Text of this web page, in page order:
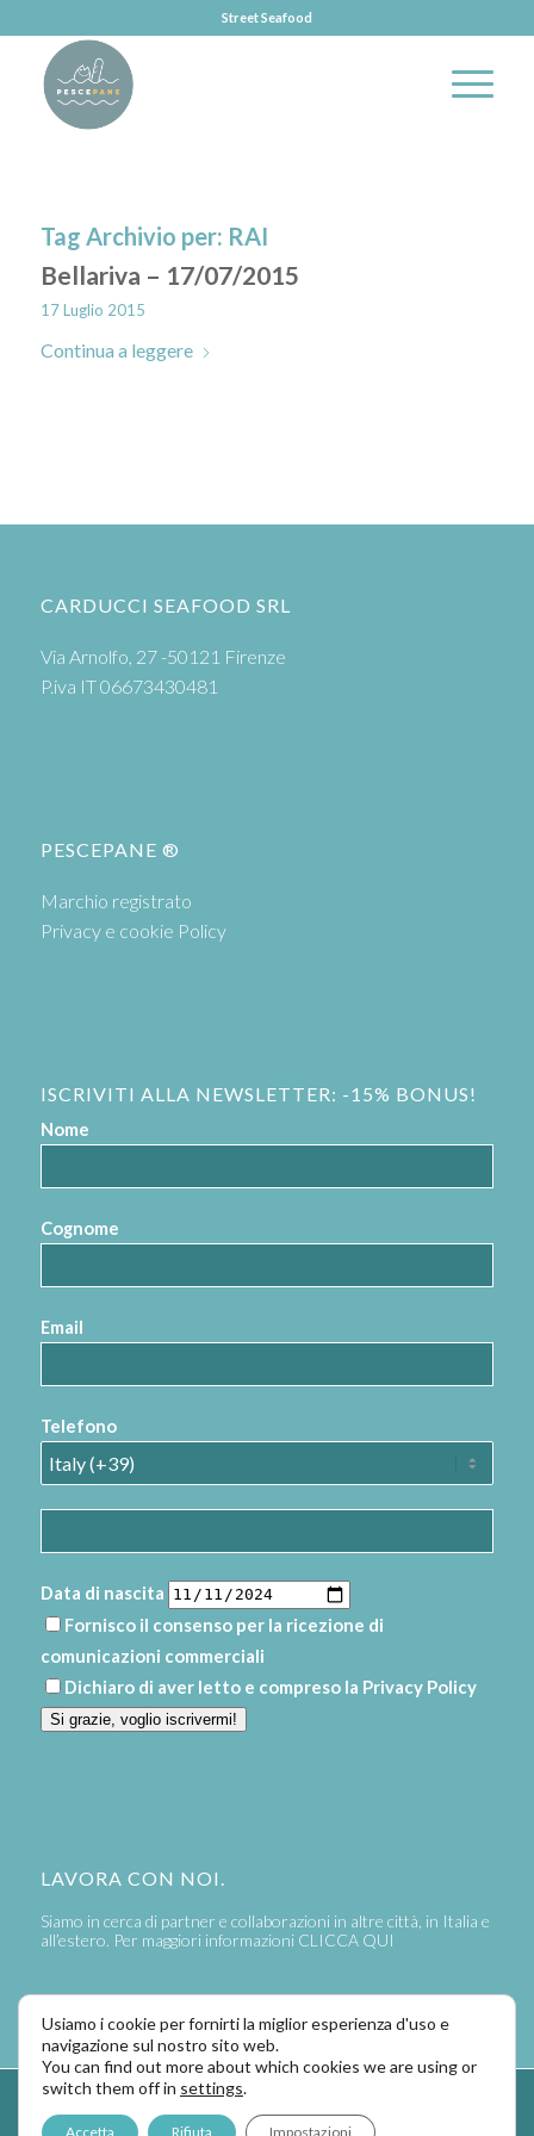
Street Seafood
Tag Archivio per: RAI
Bellariva – 17/07/2015
17 Luglio 2015
Continua a leggere
CARDUCCI SEAFOOD SRL
Via Arnolfo, 27 -50121 Firenze
P.iva IT 06673430481
PESCEPANE ®
Marchio registrato
Privacy e cookie Policy
ISCRIVITI ALLA NEWSLETTER: -15% BONUS!
Nome
Cognome
Email
Telefono
Data di nascita
Fornisco il consenso per la ricezione di
comunicazioni commerciali
Dichiaro di aver letto e compreso la Privacy Policy
Si grazie, voglio iscrivermi!
LAVORA CON NOI.
Siamo in cerca di partner e collaborazioni in altre città, in Italia e
all’estero. Per maggiori informazioni CLICCA QUI
LaPivot Photo Graphic Communication
Kriesi
Usiamo i cookie per fornirti la miglior esperienza d'uso e
navigazione sul nostro sito web.
You can find out more about which cookies we are using or
switch them off in settings.
Accetta Rifiuta Impostazioni